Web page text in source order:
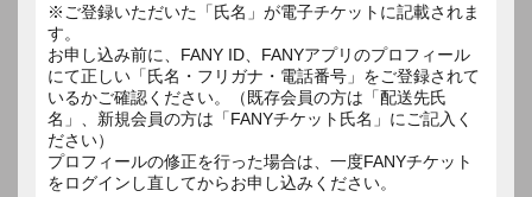
※ご登録いただいた「氏名」が電子チケットに記載されま
す。
お申し込み前に、FANY ID、FANYアプリのプロフィール
にて正しい「氏名・フリガナ・電話番号」をご登録されて
いるかご確認ください。（既存会員の方は「配送先氏
名」、新規会員の方は「FANYチケット氏名」にご記入く
ださい）
プロフィールの修正を行った場合は、一度FANYチケット
をログインし直してからお申し込みください。